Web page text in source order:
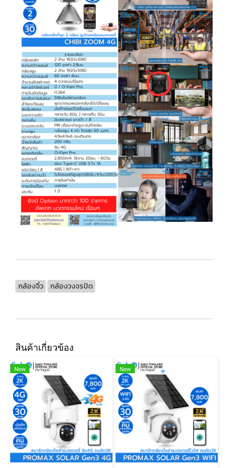
กล้องจิ๋ว กล้องวงจรปิด
สินค้าเกี่ยวข้อง
New New